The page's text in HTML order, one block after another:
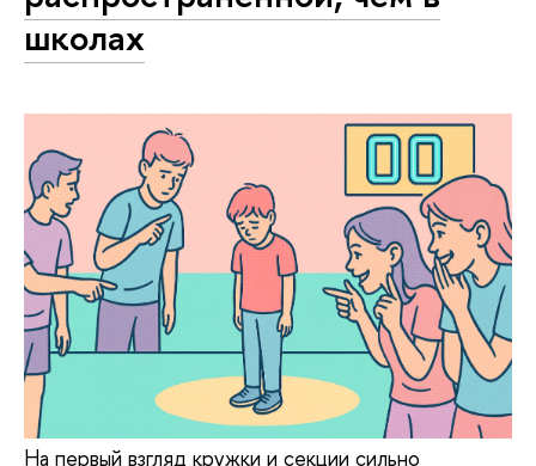
школах
На первый взгляд кружки и секции сильно